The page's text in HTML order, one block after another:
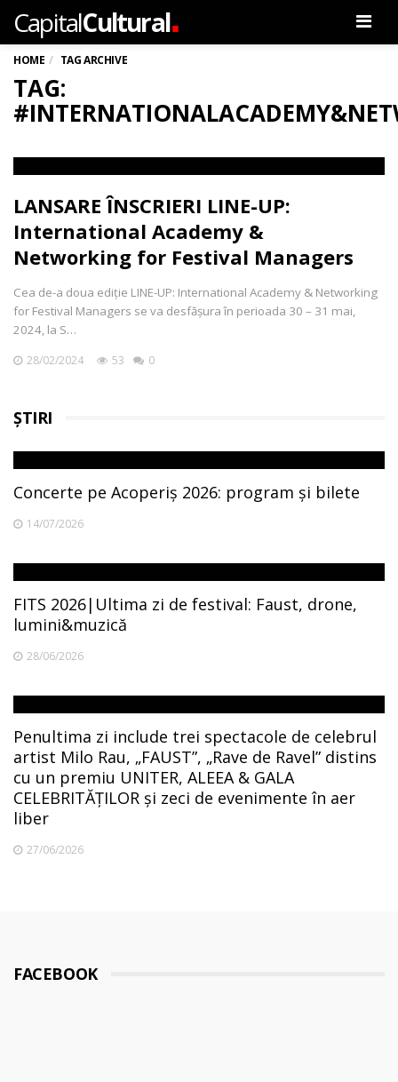
CapitalCultural
HOME TAG ARCHIVE
TAG:
LANSARE ÎNSCRIERI LINE-UP:
International Academy &
Networking for Festival Managers
Cea de-a doua ediție LINE-UP: International Academy & Networking
for Festival Managers se va desfășura în perioada 30 – 31 mai,
2024, la S…
28/02/2024 53 0
ȘTIRI
Concerte pe Acoperiș 2026: program și bilete
14/07/2026
FITS 2026|Ultima zi de festival: Faust, drone,
lumini&muzică
28/06/2026
Penultima zi include trei spectacole de celebrul
artist Milo Rau, „FAUST”, „Rave de Ravel” distins
cu un premiu UNITER, ALEEA & GALA
CELEBRITĂȚILOR și zeci de evenimente în aer
liber
27/06/2026
FACEBOOK